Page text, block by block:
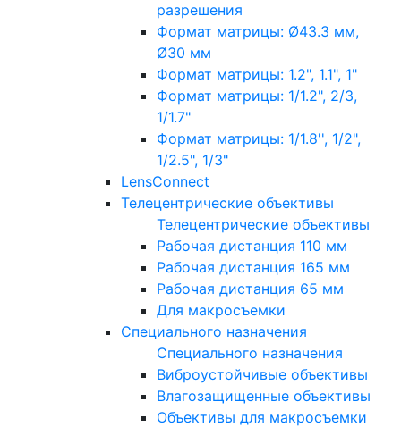
разрешения
Формат матрицы: Ø43.3 мм,
Ø30 мм
Формат матрицы: 1.2", 1.1", 1"
Формат матрицы: 1/1.2", 2/3,
1/1.7"
Формат матрицы: 1/1.8'', 1/2",
1/2.5", 1/3"
LensConnect
Телецентрические объективы
Телецентрические объективы
Рабочая дистанция 110 мм
Рабочая дистанция 165 мм
Рабочая дистанция 65 мм
Для макросъемки
Специального назначения
Специального назначения
Виброустойчивые объективы
Влагозащищенные объективы
Объективы для макросъемки